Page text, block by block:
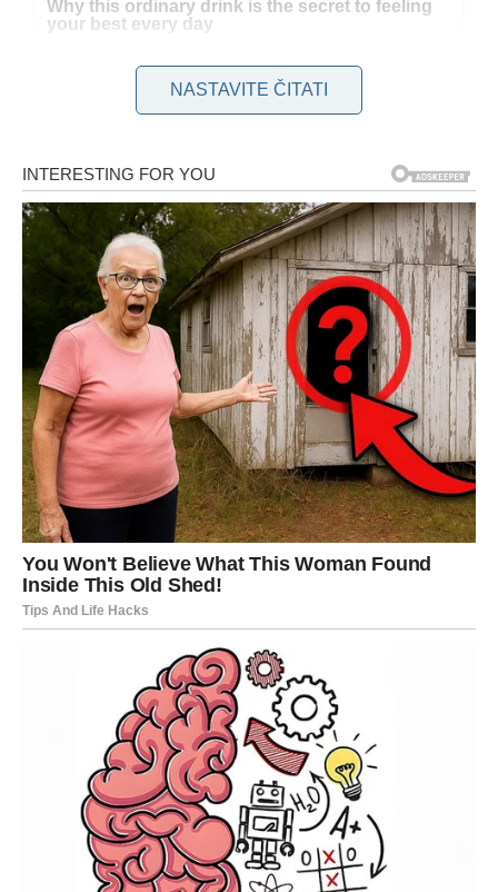
Dodavanje šećera ima dvije svrhe u procesu pravljenja kruha.
Prvo, pomaže da se tijesto diže, a pridonosi i željenoj zlatno
braon boji kore. Važno je odmah dodati šećer, ali morate biti
oprezni da ne koristite preveliku količinu. Pretjerivanje može
ometati aktivnost kvasca, što rezultira dužim periodom
fermentacije.
Kako bi se osigurala optimalna fermentacija, važno je
suzdržati se od direktnog miješanja kvasca sa solju. Umjesto
toga, u tijesto za hljeb koje sadrži 1 kg brašna dodajte 1
kašičicu (20-25 g) soli.
NASTAVITE ČITATI